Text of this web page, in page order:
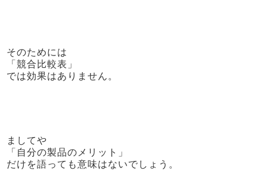
そのためには
「競合比較表」
では効果はありません。
ましてや
「自分の製品のメリット」
だけを語っても意味はないでしょう。